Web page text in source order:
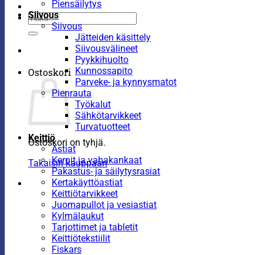
Etsi:
Ostoskori
Ostoskori on tyhjä.
Takaisin kauppaan
Piensäilytys
Siivous
Siivous
Jätteiden käsittely
Siivousvälineet
Pyykkihuolto
Kunnossapito
Parveke- ja kynnysmatot
Pienrauta
Työkalut
Sähkötarvikkeet
Turvatuotteet
Keittiö
Astiat
Kernit ja vahakankaat
Pakastus- ja säilytysrasiat
Kertakäyttöastiat
Keittiötarvikkeet
Juomapullot ja vesiastiat
Kylmälaukut
Tarjottimet ja tabletit
Keittiötekstiilit
Fiskars